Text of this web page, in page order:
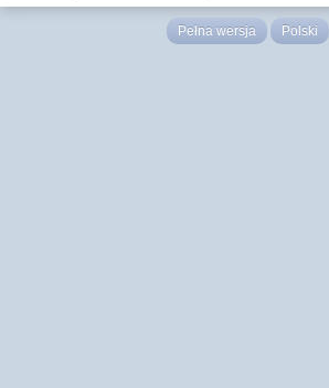
Pełna wersja Polski